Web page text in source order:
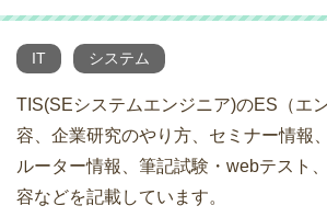
IT システム
TIS(SEシステムエンジニア)のES（エ
容、企業研究のやり方、セミナー情報
ルーター情報、筆記試験・webテスト
容などを記載しています。